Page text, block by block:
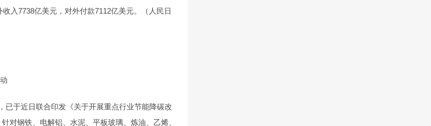
入7738亿美元，对外付款7112亿美元。（人民日
已于近日联合印发《关于开展重点行业节能降碳改
对钢铁、电解铝、水泥、平板玻璃、炼油、乙烯、